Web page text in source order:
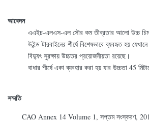
আবেদন
এএইচ-এলএস-এল সৌর কম তীব্রতার আলো উচ্চ
উইন্ড টারবাইনের শীর্ষে বিশেষভাবে ব্যবহৃত হয়
বিদ্যুৎ সুরক্ষায় উচ্চতর প্রয়োজনীয়তা রয়েছে।
বাধার শীর্ষে একা ব্যবহার করা হয় যার উচ্চতা 45
সম্মতি
CAO Annex 14 Volume 1, সপ্তম সংস্করণ,